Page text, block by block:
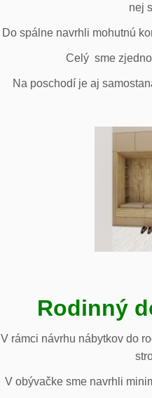
nej
Do spálne navrhli mohutnú
Celý sme
Na poschodí je aj
Rodinný
V rámci návrhu nábytkov do
V obývačke sme navrhli